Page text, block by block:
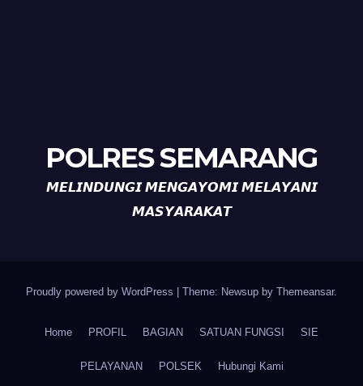
POLRES SEMARANG
𝙈𝙀𝙇𝙄𝙉𝘿𝙐𝙉𝙂𝙄 𝙈𝙀𝙉𝙂𝘼𝙔𝙊𝙈𝙄 𝙈𝙀𝙇𝘼𝙔𝘼𝙉𝙄
𝙈𝘼𝙎𝙔𝘼𝙍𝘼𝙆𝘼𝙏
Proudly powered by WordPress Theme: Newsup by Themeansar.
Home PROFIL BAGIAN SATUAN FUNGSI SIE
PELAYANAN POLSEK Hubungi Kami